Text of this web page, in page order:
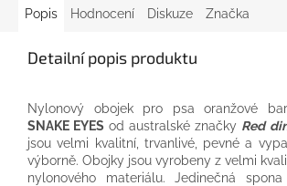
Popis Hodnocení Diskuze Značka
Detailní popis produktu
Nylonový obojek pro psa oranžové
SNAKE EYES od australské značky Red
jsou velmi kvalitní, trvanlivé, pevné a
výborně. Obojky jsou vyrobeny z velmi
nylonového
materiálu. Jedinečná spona